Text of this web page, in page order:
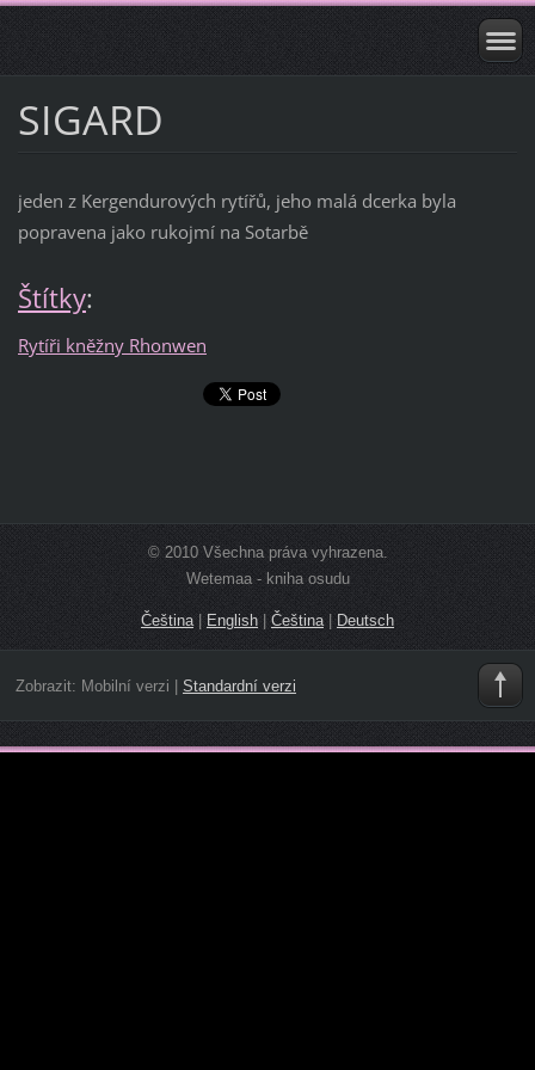
SIGARD
jeden z Kergendurových rytířů, jeho malá dcerka byla
popravena jako rukojmí na Sotarbě
Štítky:
Rytíři kněžny Rhonwen
© 2010 Všechna práva vyhrazena.
Wetemaa - kniha osudu
Čeština| English Čeština Deutsch
Zobrazit: Mobilní verzi Standardní verzi